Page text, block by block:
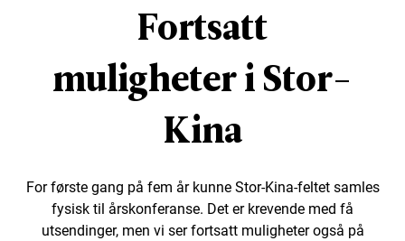
Fortsatt
muligheter i Stor-
Kina
For første gang på fem år kunne Stor-Kina-feltet samles
fysisk til årskonferanse. Det er krevende med få
utsendinger, men vi ser fortsatt muligheter også på